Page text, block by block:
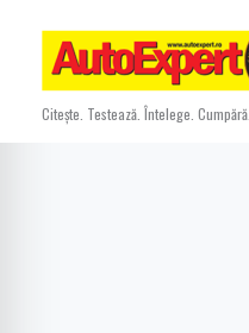
content
Citește. Testează. Întelege. Cumpără.